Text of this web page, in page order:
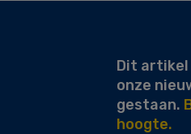
Dit
onze
gestaan.
hoogte.